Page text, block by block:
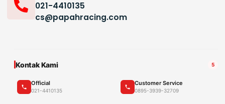
021-4410135
cs@papahracing.com
Kontak Kami 5
Official
021-4410135
Customer Service
0895-3939-32709